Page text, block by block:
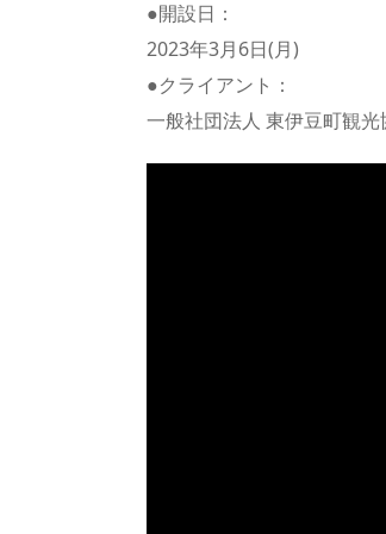
●開設日：
2023年3月6日(月)
●クライアント：
一般社団法人 東伊豆町観